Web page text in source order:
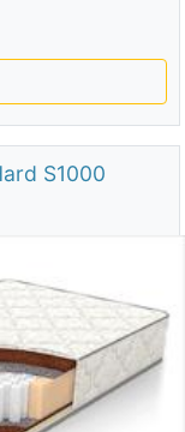
S1000